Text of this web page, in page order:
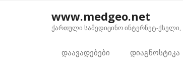
www.medgeo.net
ქართული სამედიცინო ინტერნეტ-ქსელი,
დაავადებები დიაგნოსტიკა